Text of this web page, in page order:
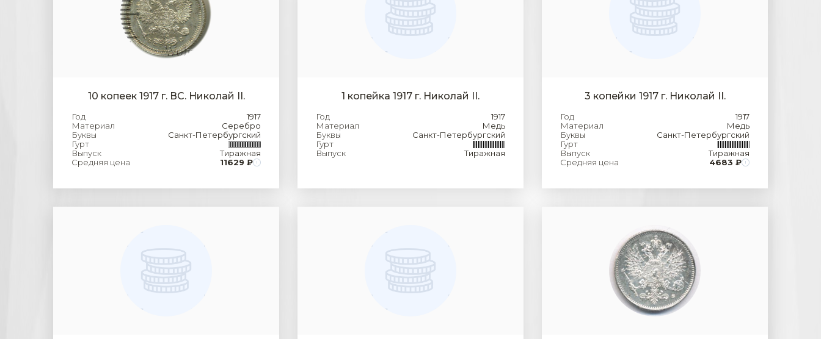
10 копеек 1917 г. ВС. Николай II.
Год
1917
Материал
Серебро
Буквы
Санкт-Петербургский
Гурт
Выпуск
Тиражная
Средняя цена
11629 ₽
1 копейка 1917 г. Николай II.
Год
1917
Материал
Медь
Буквы
Санкт-Петербургский
Гурт
Выпуск
Тиражная
3 копейки 1917 г. Николай II.
Год
1917
Материал
Медь
Буквы
Санкт-Петербургский
Гурт
Выпуск
Тиражная
Средняя цена
4683 ₽